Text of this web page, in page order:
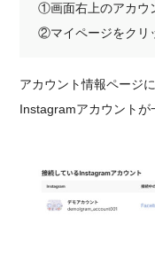
①画面右上のアカウ
②マイページをクリ
アカウント情報ページ
Instagramアカウントが